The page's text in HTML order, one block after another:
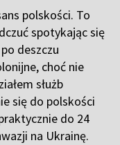
polskości. To
spotykając się
deszczu
choć nie
służb
się do polskości
do 24
na Ukrainę.